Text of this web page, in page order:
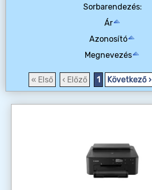
Sorbarendezés:
Ár
Azonosító
Megnevezés
« Első ‹ Előző 1 Következő ›